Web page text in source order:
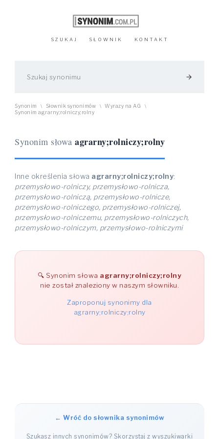
SZUKAJ SŁOWNIK KONTAKT
arrow_forward
Synonim \ Słownik synonimów \ Wyrazy na AG \
Synonim agrarny;rolniczy;rolny
Synonim słowa agrarny;rolniczy;rolny
Inne określenia słowa agrarny;rolniczy;rolny:
przemysłowo-rolniczy, przemysłowo-rolnicza,
przemysłowo-rolniczą, przemysłowo-rolnicze,
przemysłowo-rolniczego, przemysłowo-rolniczej,
przemysłowo-rolniczemu, przemysłowo-rolniczych,
przemysłowo-rolniczym, przemysłowo-rolniczymi
Synonim słowa agrarny;rolniczy;rolny
nie został znaleziony w naszym słowniku.
Zaproponuj synonimy dla
agrarny;rolniczy;rolny
← Wróć do słownika synonimów
Szukasz innych synonimów? Skorzystaj z wyszukiwarki